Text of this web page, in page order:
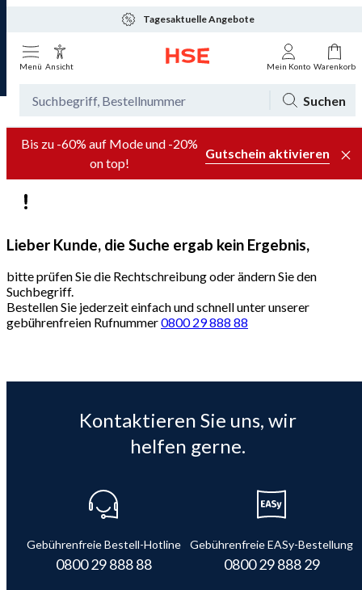
Tagesaktuelle Angebote
Menü Ansicht Mein Konto Warenkorb
Suchen
Bis zu -60% auf Mode und -20%
on top!
Gutschein aktivieren
Lieber Kunde, die Suche ergab kein Ergebnis,
bitte prüfen Sie die Rechtschreibung oder ändern Sie den
Suchbegriff.
Bestellen Sie jederzeit einfach und schnell unter unserer
gebührenfreien Rufnummer0800 29 888 88
Kontaktieren Sie uns, wir
helfen gerne.
Gebührenfreie Bestell-Hotline
0800 29 888 88
Gebührenfreie EASy-Bestellung
0800 29 888 29